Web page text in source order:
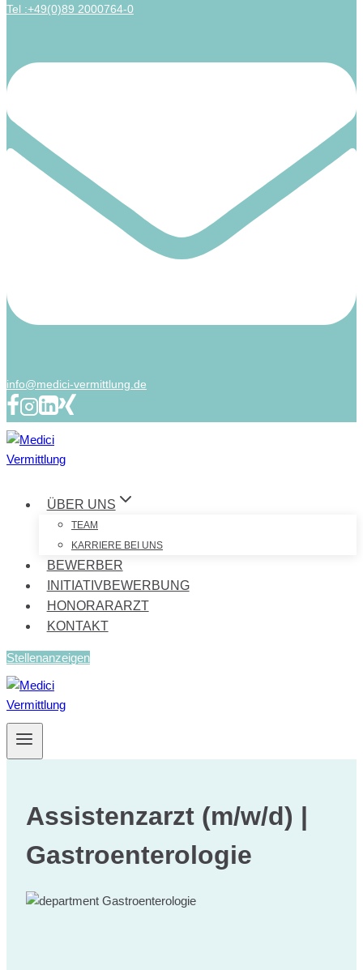
Tel :+49(0)89 2000764-0
info@medici-vermittlung.de
ÜBER UNS
TEAM
KARRIERE BEI UNS
BEWERBER
INITIATIVBEWERBUNG
HONORARARZT
KONTAKT
Stellenanzeigen
Assistenzarzt (m/w/d) |
Gastroenterologie
Gastroenterologie